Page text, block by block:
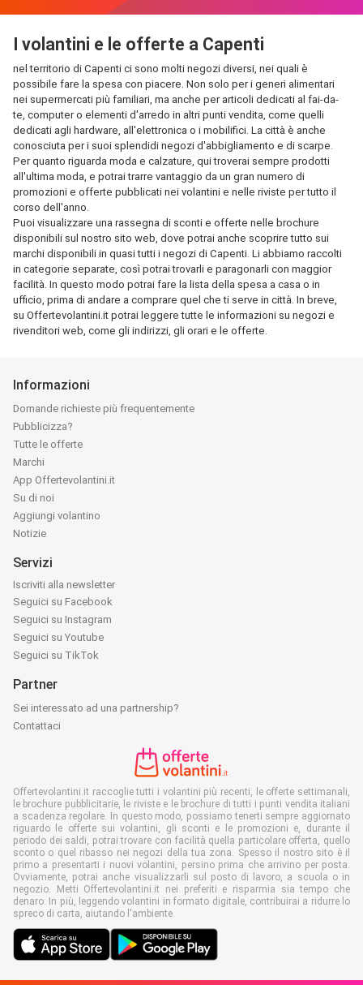
I volantini e le offerte a Capenti
nel territorio di Capenti ci sono molti negozi diversi, nei quali è
possibile fare la spesa con piacere. Non solo per i generi alimentari
nei supermercati più familiari, ma anche per articoli dedicati al fai-da-
te, computer o elementi d'arredo in altri punti vendita, come quelli
dedicati agli hardware, all'elettronica o i mobilifici. La città è anche
conosciuta per i suoi splendidi negozi d'abbigliamento e di scarpe.
Per quanto riguarda moda e calzature, qui troverai sempre prodotti
all'ultima moda, e potrai trarre vantaggio da un gran numero di
promozioni e offerte pubblicati nei volantini e nelle riviste per tutto il
corso dell'anno.
Puoi visualizzare una rassegna di sconti e offerte nelle brochure
disponibili sul nostro sito web, dove potrai anche scoprire tutto sui
marchi disponibili in quasi tutti i negozi di Capenti. Li abbiamo raccolti
in categorie separate, così potrai trovarli e paragonarli con maggior
facilità. In questo modo potrai fare la lista della spesa a casa o in
ufficio, prima di andare a comprare quel che ti serve in città. In breve,
su Offertevolantini.it potrai leggere tutte le informazioni su negozi e
rivenditori web, come gli indirizzi, gli orari e le offerte.
Informazioni
Domande richieste più frequentemente
Pubblicizza?
Tutte le offerte
Marchi
App Offertevolantini.it
Su di noi
Aggiungi volantino
Notizie
Servizi
Iscriviti alla newsletter
Seguici su Facebook
Seguici su Instagram
Seguici su Youtube
Seguici su TikTok
Partner
Sei interessato ad una partnership?
Contattaci
Offertevolantini.it raccoglie tutti i volantini più recenti, le offerte settimanali,
le brochure pubblicitarie, le riviste e le brochure di tutti i punti vendita italiani
a scadenza regolare. In questo modo, possiamo tenerti sempre aggiornato
riguardo le offerte sui volantini, gli sconti e le promozioni e, durante il
periodo dei saldi, potrai trovare con facilità quella particolare offerta, quello
sconto o quel ribasso nei negozi della tua zona. Spesso il nostro sito è il
primo a presentarti i nuovi volantini, persino prima che arrivino per posta.
Ovviamente, potrai anche visualizzarli sul posto di lavoro, a scuola o in
negozio. Metti Offertevolantini.it nei preferiti e risparmia sia tempo che
denaro. In più, leggendo volantini in formato digitale, contribuirai a ridurre lo
spreco di carta, aiutando l'ambiente.